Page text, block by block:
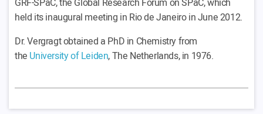
GRF-SPaC, the Global Research Forum on SPaC, which
held its inaugural meeting in Rio de Janeiro in June 2012.
Dr. Vergragt obtained a PhD in Chemistry from
the University of Leiden, The Netherlands, in 1976.